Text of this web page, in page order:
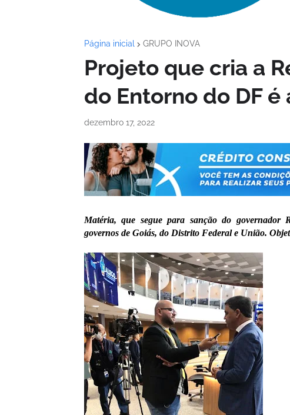
Página inicial GRUPO INOVA
Projeto que cria a
do Entorno do DF
dezembro 17, 2022
Matéria, que segue para sanção do governador
governos de Goiás, do Distrito Federal e União.